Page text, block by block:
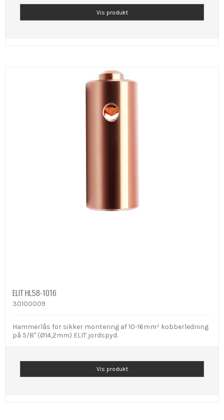
Vis produkt
ELIT HL58-1016
30100009
Hammerlås for sikker montering af 10-16mm² kobberledning
på 5/8" (Ø14,2mm) ELIT jordspyd.
Vis produkt